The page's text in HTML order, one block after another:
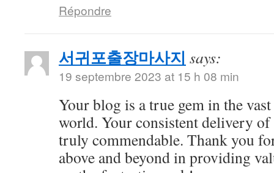
Répondre
서귀포출장마사지 says:
19 septembre 2023 at 15 h 08 min
Your blog is a true gem in the
world. Your consistent delivery
truly commendable. Thank you
above and beyond in providing